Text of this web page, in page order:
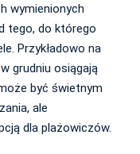
wymienionych
tego, do którego
Przykładowo na
grudniu osiągają
być świetnym
ale
dla plażowiczów.